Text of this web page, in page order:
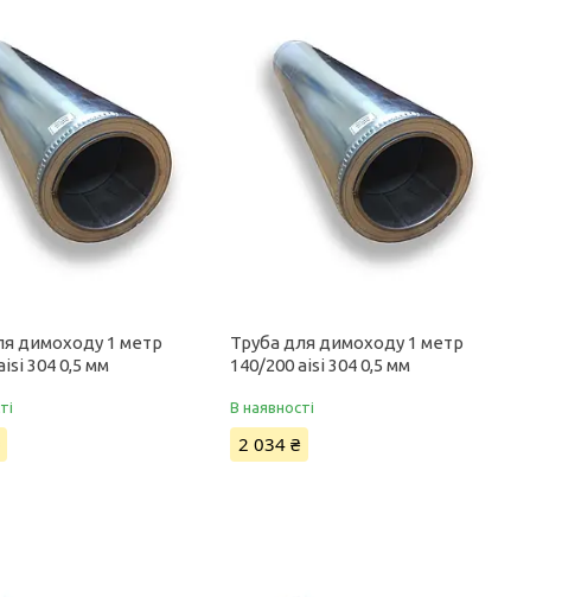
димоходу 1 метр
304 0,5 мм
Труба для димоходу 1 метр
140/200 aisi 304 0,5 мм
В наявності
2 034 ₴